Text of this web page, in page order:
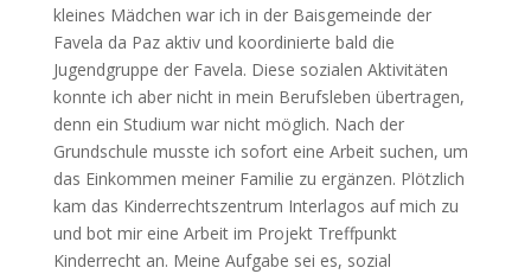
kleines Mädchen war ich in der Baisgemeinde der
Favela da Paz aktiv und koordinierte bald die
Jugendgruppe der Favela. Diese sozialen Aktivitäten
konnte ich aber nicht in mein Berufsleben übertragen,
denn ein Studium war nicht möglich. Nach der
Grundschule musste ich sofort eine Arbeit suchen, um
das Einkommen meiner Familie zu ergänzen. Plötzlich
kam das Kinderrechtszentrum Interlagos auf mich zu
und bot mir eine Arbeit im Projekt Treffpunkt
Kinderrecht an. Meine Aufgabe sei es, sozial